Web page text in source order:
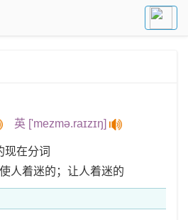
英 ['mezmə.raɪzɪŋ]
现在分词
人着迷的；让人着迷的